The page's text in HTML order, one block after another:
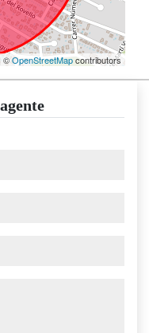
©OpenStreetMapcontributors